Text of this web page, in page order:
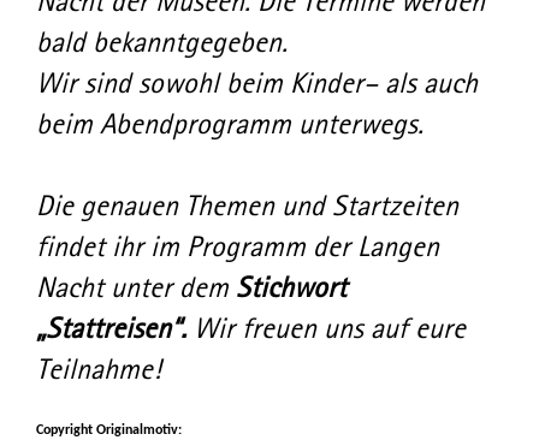
bald bekanntgegeben.
Wir sind sowohl beim Kinder– als auch
beim Abendprogramm unterwegs.
Die genauen Themen und Startzeiten
findet ihr im Programm der Langen
Nacht unter dem Stichwort
„Stattreisen“. Wir freuen uns auf eure
Teilnahme!
Copyright Originalmotiv: